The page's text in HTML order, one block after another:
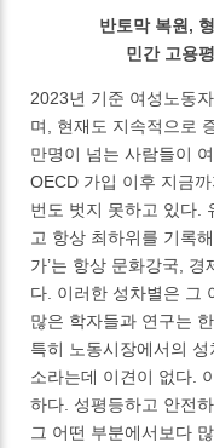
반토막 복원,
민간 고용
2023년 기준 여성노동
며, 현재도 지속적으로
만명이 넘는 사람들이
OECD 가입 이후 지금
번도 벗지 못하고 있다.
고 항상 최하위를 기록
가’는 항상 문화강국,
다. 이러한 성차별은 그
많은 학자들과 연구는
특히 노동시장에서의
소라는데 이견이 없다.
하다. 성평등하고 안전
그 어떤 부분에서보다